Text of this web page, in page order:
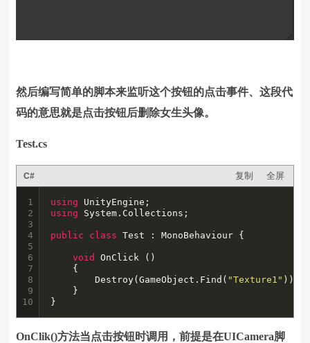
然后编写简单的脚本来监听这个按钮的点击事件、这段代
码的意思就是点击按钮后删除女生头像。
Test.cs
C# 复制 全屏
1
2
3
4
5
6
7
8
9
10
using
using System.Collections;
public class Test : MonoBehaviour {
void
OnClick ()
		Destroy(GameObject.Find(
"Texture1" ));
}
OnClik()方法当点击按钮时调用，前提是在UICamera脚